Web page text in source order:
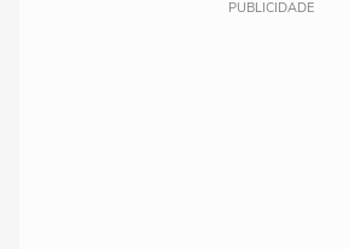
PUBLICIDADE